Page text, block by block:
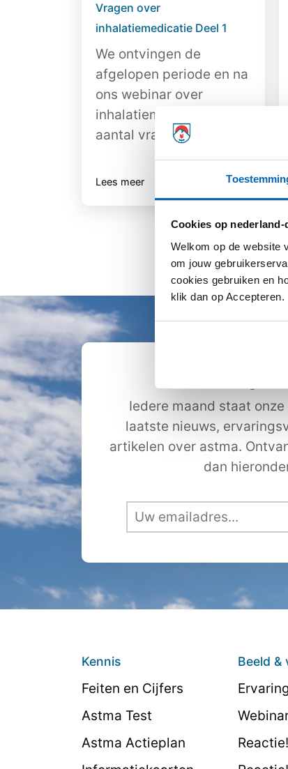
Cookies op nederland-
Welkom op de website
om jouw
cookies gebruiken en
klik dan op Accepteren.
Vragen over
inhalatiemedicatie Deel 1
We ontvingen de
afgelopen periode en na
ons webinar over
inhalatiemedicatie een
aantal vragen...
Lees meer
Iedere maand staat
laatste nieuws,
artikelen over astma.
dan
Kennis
Feiten en Cijfers
Astma Test
Astma Actieplan
Beeld &